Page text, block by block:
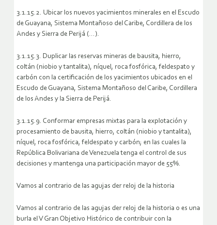
3.1.15.2. Ubicar los nuevos yacimientos minerales en el Escudo
de Guayana, Sistema Montañoso del Caribe, Cordillera de los
Andes y Sierra de Perijá (…).
3.1.15.3. Duplicar las reservas mineras de bausita, hierro,
coltán (niobio y tantalita), níquel, roca fosfórica, feldespato y
carbón con la certificación de los yacimientos ubicados en el
Escudo de Guayana, Sistema Montañoso del Caribe, Cordillera
de los Andes y la Sierra de Perijá.
3.1.15.9. Conformar empresas mixtas para la explotación y
procesamiento de bausita, hierro, coltán (niobio y tantalita),
níquel, roca fosfórica, feldespato y carbón; en las cuales la
República Bolivariana de Venezuela tenga el control de sus
decisiones y mantenga una participación mayor de 55%.
Vamos al contrario de las agujas der reloj de la historia
Vamos al contrario de las agujas der reloj de la historia o es una
burla el V Gran Objetivo Histórico de contribuir con la